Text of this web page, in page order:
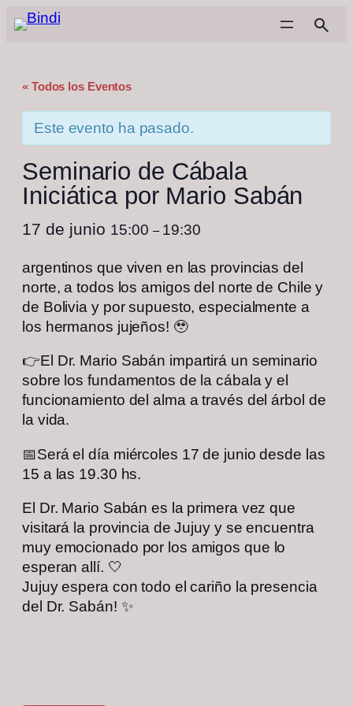
« Todos los Eventos
Este evento ha pasado.
Seminario de Cábala
Iniciática por Mario Sabán
17 de junio 15:00 – 19:30
argentinos que viven en las provincias del
norte, a todos los amigos del norte de Chile y
de Bolivia y por supuesto, especialmente a
los hermanos jujeños! 🥹
👉El Dr. Mario Sabán impartirá un seminario
sobre los fundamentos de la cábala y el
funcionamiento del alma a través del árbol de
la vida.
📅Será el día miércoles 17 de junio desde las
15 a las 19.30 hs.
El Dr. Mario Sabán es la primera vez que
visitará la provincia de Jujuy y se encuentra
muy emocionado por los amigos que lo
esperan allí. 🤍
Jujuy espera con todo el cariño la presencia
del Dr. Sabán! ✨